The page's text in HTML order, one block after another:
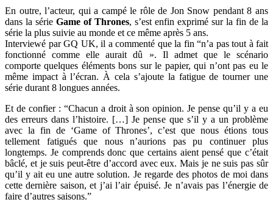
En outre, l’acteur, qui a campé le rôle de Jon Snow pendant 8 ans
dans la série Game of Thrones, s’est enfin exprimé sur la fin de la
série la plus suivie au monde et ce même après 5 ans.
Interviewé par GQ UK, il a commenté que la fin “n’a pas tout à fait
fonctionné comme elle aurait dû ». Il admet que le scénario
comporte quelques éléments bons sur le papier, qui n’ont pas eu le
même impact à l’écran. À cela s’ajoute la fatigue de tourner une
série durant 8 longues années.
Et de confier : “Chacun a droit à son opinion. Je pense qu’il y a eu
des erreurs dans l’histoire. […] Je pense que s’il y a un problème
avec la fin de ‘Game of Thrones’, c’est que nous étions tous
tellement fatigués que nous n’aurions pas pu continuer plus
longtemps. Je comprends donc que certains aient pensé que c’était
bâclé, et je suis peut-être d’accord avec eux. Mais je ne suis pas sûr
qu’il y ait eu une autre solution. Je regarde des photos de moi dans
cette dernière saison, et j’ai l’air épuisé. Je n’avais pas l’énergie de
faire d’autres saisons.”